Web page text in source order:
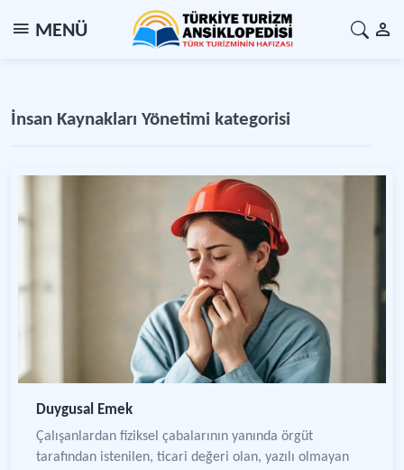
MENÜ
İnsan Kaynakları Yönetimi kategorisi
Duygusal Emek
Çalışanlardan fiziksel çabalarının yanında örgüt
tarafından istenilen, ticari değeri olan, yazılı olmayan